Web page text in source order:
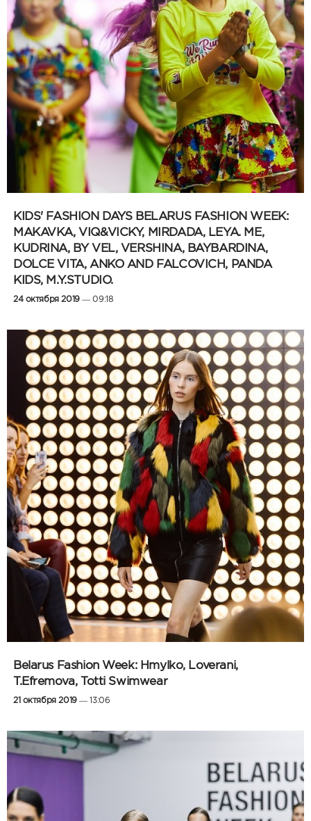
KIDS' FASHION DAYS BELARUS FASHION WEEK:
MAKAVKA, VIQ&VICKY, MIRDADA, LEYA. ME,
KUDRINA, BY VEL, VERSHINA, BAYBARDINA,
DOLCE VITA, ANKO AND FALCOVICH, PANDA
KIDS, M.Y.STUDIO.
24 октября 2019— 09:18
Belarus Fashion Week: Hmylko, Loverani,
T.Efremova, Totti Swimwear
21 октября 2019— 13:06